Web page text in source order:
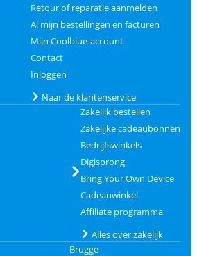
Retour of reparatie aanmelden
Al mijn bestellingen en facturen
Mijn Coolblue-account
Contact
Inloggen
Naar de klantenservice
Zakelijk bestellen
Zakelijke cadeaubonnen
Bedrijfswinkels
Digisprong
Bring Your Own Device
Cadeauwinkel
Affiliate programma
Alles over zakelijk
Brugge